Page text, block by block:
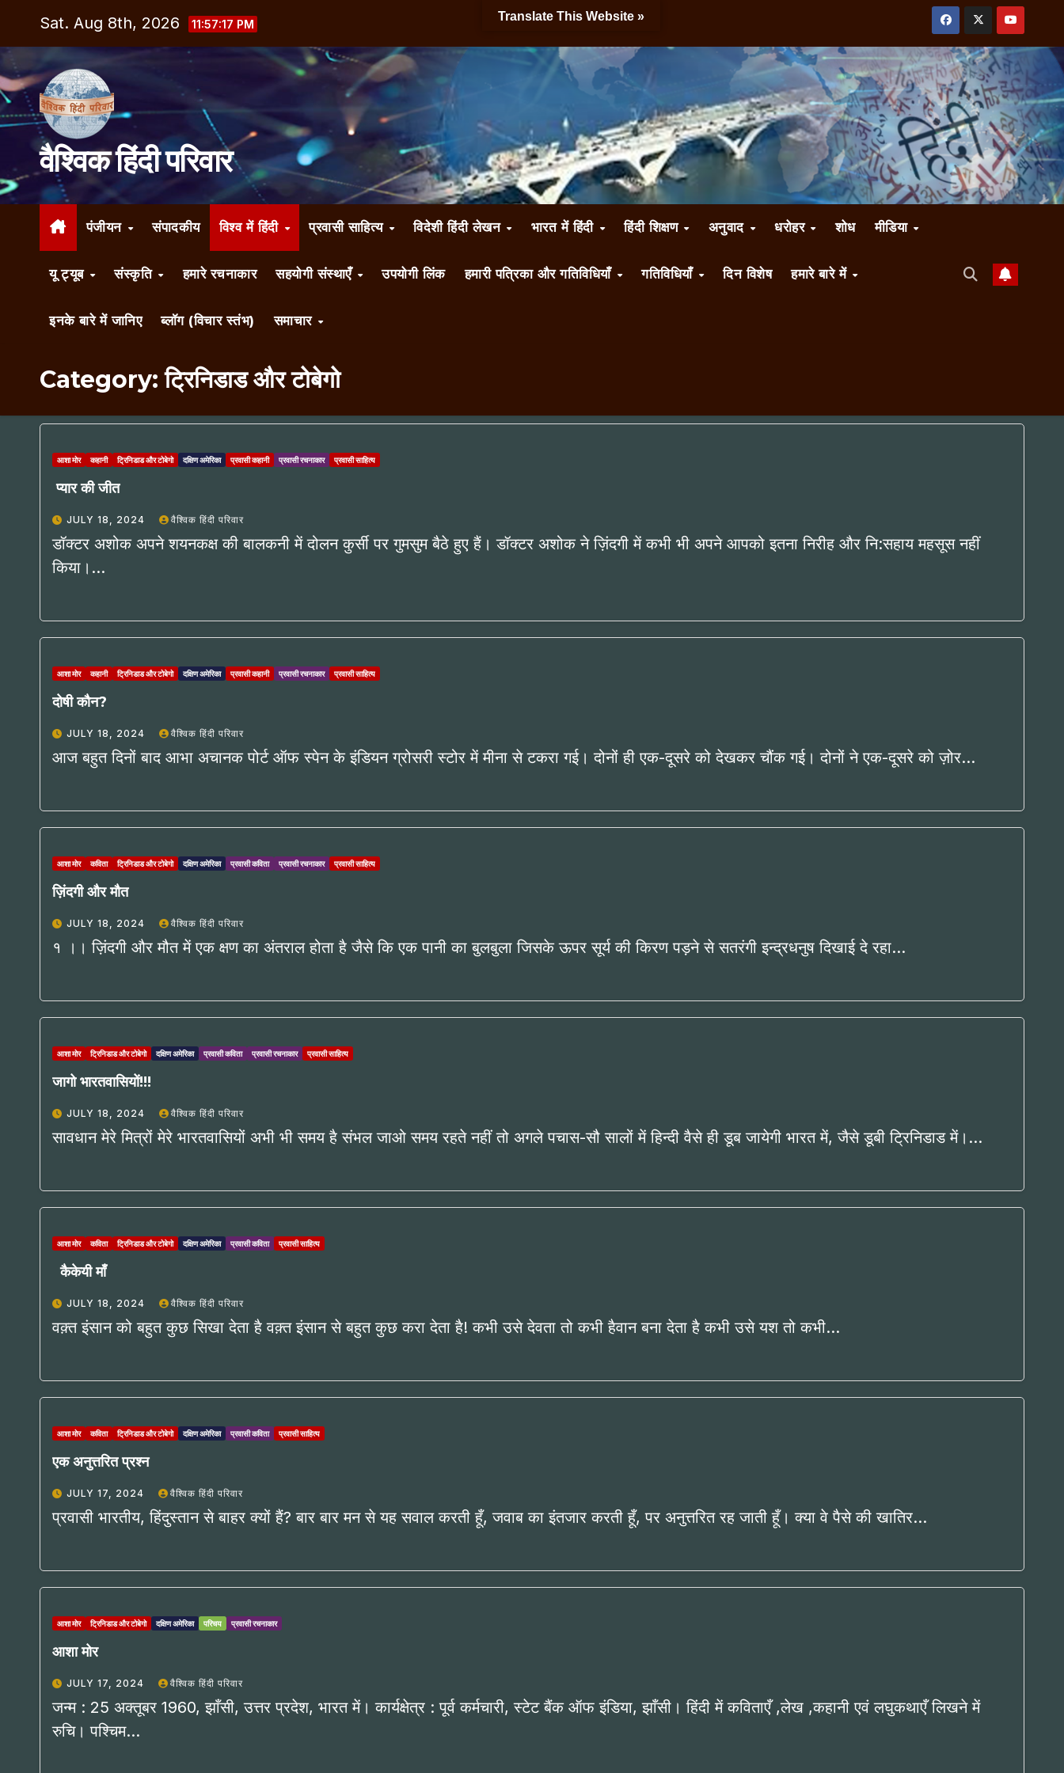
content
Sat. Aug 8th, 2026 11:57:18 PM
वैश्विक हिंदी परिवार
पंजीयन संपादकीय विश्व में हिंदी प्रवासी साहित्य विदेशी हिंदी लेखन भारत में हिंदी हिंदी शिक्षण अनुवाद धरोहर शोध मीडिया
यू ट्यूब संस्कृति हमारे रचनाकार सहयोगी संस्थाएँ उपयोगी लिंक हमारी पत्रिका और गतिविधियाँ गतिविधियाँ दिन विशेष हमारे बारे में
इनके बारे में जानिए ब्लॉग (विचार स्तंभ) समाचार
Category:ट्रिनिडाड और टोबेगो
आशा मोर कहानी ट्रिनिडाड और टोबेगो दक्षिण अमेरिका प्रवासी कहानी प्रवासी रचनाकार प्रवासी साहित्य
प्यार की जीत
JULY 18, 2024 वैश्विक हिंदी परिवार
डॉक्टर अशोक अपने शयनकक्ष की बालकनी में दोलन कुर्सी पर गुमसुम बैठे हुए हैं। डॉक्टर अशोक ने ज़िंदगी में कभी भी अपने आपको इतना निरीह और नि:सहाय महसूस नहीं
किया।…
आशा मोर कहानी ट्रिनिडाड और टोबेगो दक्षिण अमेरिका प्रवासी कहानी प्रवासी रचनाकार प्रवासी साहित्य
दोषी कौन?
JULY 18, 2024 वैश्विक हिंदी परिवार
आज बहुत दिनों बाद आभा अचानक पोर्ट ऑफ स्पेन के इंडियन ग्रोसरी स्टोर में मीना से टकरा गई। दोनों ही एक-दूसरे को देखकर चौंक गई। दोनों ने एक-दूसरे को ज़ोर…
आशा मोर कविता ट्रिनिडाड और टोबेगो दक्षिण अमेरिका प्रवासी कविता प्रवासी रचनाकार प्रवासी साहित्य
ज़िंदगी और मौत
JULY 18, 2024 वैश्विक हिंदी परिवार
१ ।। ज़िंदगी और मौत में एक क्षण का अंतराल होता है जैसे कि एक पानी का बुलबुला जिसके ऊपर सूर्य की किरण पड़ने से सतरंगी इन्द्रधनुष दिखाई दे रहा…
आशा मोर ट्रिनिडाड और टोबेगो दक्षिण अमेरिका प्रवासी कविता प्रवासी रचनाकार प्रवासी साहित्य
जागो भारतवासियों!!!
JULY 18, 2024 वैश्विक हिंदी परिवार
सावधान मेरे मित्रों मेरे भारतवासियों अभी भी समय है संभल जाओ समय रहते नहीं तो अगले पचास-सौ सालों में हिन्दी वैसे ही डूब जायेगी भारत में, जैसे डूबी ट्रिनिडाड में।…
आशा मोर कविता ट्रिनिडाड और टोबेगो दक्षिण अमेरिका प्रवासी कविता प्रवासी साहित्य
कैकेयी माँ
JULY 18, 2024 वैश्विक हिंदी परिवार
वक़्त इंसान को बहुत कुछ सिखा देता है वक़्त इंसान से बहुत कुछ करा देता है! कभी उसे देवता तो कभी हैवान बना देता है कभी उसे यश तो कभी…
आशा मोर कविता ट्रिनिडाड और टोबेगो दक्षिण अमेरिका प्रवासी कविता प्रवासी साहित्य
एक अनुत्तरित प्रश्न
JULY 17, 2024 वैश्विक हिंदी परिवार
प्रवासी भारतीय, हिंदुस्तान से बाहर क्यों हैं? बार बार मन से यह सवाल करती हूँ, जवाब का इंतजार करती हूँ, पर अनुत्तरित रह जाती हूँ। क्या वे पैसे की खातिर…
आशा मोर ट्रिनिडाड और टोबेगो दक्षिण अमेरिका परिचय प्रवासी रचनाकार
आशा मोर
JULY 17, 2024 वैश्विक हिंदी परिवार
जन्म : 25 अक्तूबर 1960, झाँसी, उत्तर प्रदेश, भारत में। कार्यक्षेत्र : पूर्व कर्मचारी, स्टेट बैंक ऑफ इंडिया, झाँसी। हिंदी में कविताएँ ,लेख ,कहानी एवं लघुकथाएँ लिखने में
रुचि। पश्चिम…
Translate This Website »